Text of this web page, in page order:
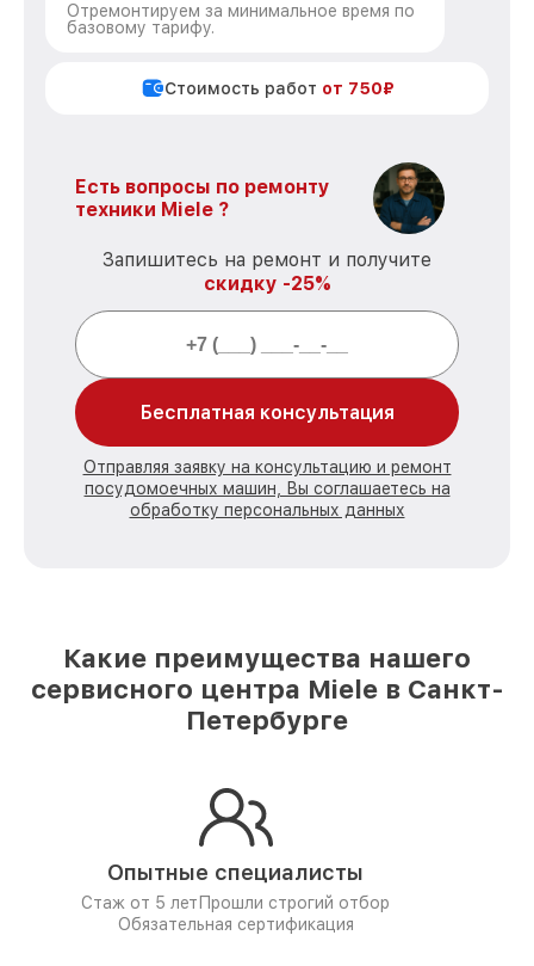
Отремонтируем за минимальное время по
базовому тарифу.
Стоимость работ от 750₽
Есть вопросы по ремонту
техники Miele ?
Запишитесь на ремонт и получите
скидку -25%
Бесплатная консультация
Отправляя заявку на консультацию и ремонт
посудомоечных машин, Вы соглашаетесь на
обработку персональных данных
Какие преимущества нашего
сервисного центра Miele в Санкт-
Петербурге
Опытные специалисты
Стаж от 5 лет Прошли строгий отбор
Обязательная сертификация